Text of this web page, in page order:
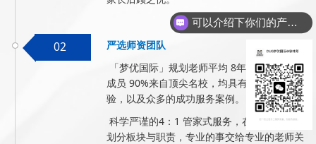
02
严选师资团队
「梦优国际」规划老师平均 8年+经验，教学
成员 90%来自顶尖名校，均具有丰富一线经
验，以及众多的成功服务案例。
科学严谨的4：1 管家式服务，在成长过程中
划分板块与职责，专业的事交给专业的老师关
可以介绍下你们的产品么